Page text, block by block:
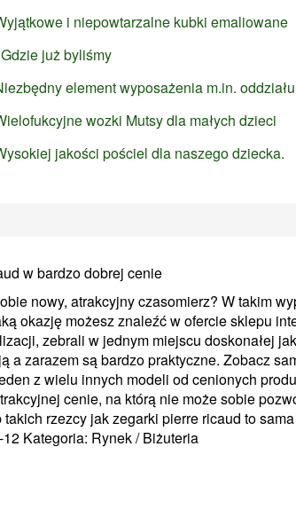
i niepowtarzalne kubki emaliowane
Gdzie już byliśmy
element wyposażenia m.in.
wozki Mutsy dla małych dzieci
jakości pościel dla naszego dziecka.
w bardzo dobrej cenie
nowy, atrakcyjny czasomierz? W takim
okazję możesz znaleźć w ofercie sklepu
zebrali w jednym miejscu doskonałej
a zarazem są bardzo praktyczne. Zobacz
z wielu innych modeli od cenionych
cenie, na którą nie może sobie
rzezcy jak zegarki pierre ricaud to
Kategoria: Rynek / Biżuteria